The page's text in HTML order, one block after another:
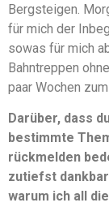
Bergsteigen.
für mich der
sowas für mich
Bahntreppen
paar Wochen
Darüber, dass
bestimmte
rückmelden
zutiefst
warum ich all